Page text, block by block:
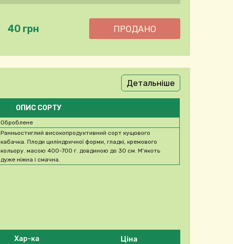
40 грн
Детальніше
ОПИС СОРТУ
Оброблене
Ранньостиглий високопродуктивний сорт кущового
кабачка. Плоди циліндричної форми, гладкі, кремового
кольору. масою 400-700 г. довдиною до 30 см. М'якоть
дуже ніжна і смачна.
Хар-ка Ціна